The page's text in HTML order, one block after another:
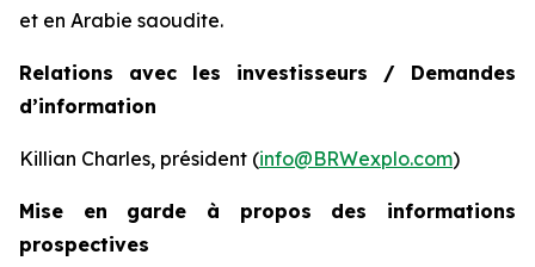
et en Arabie saoudite.
Relations avec les investisseurs / Demandes
d’information
Killian Charles, président (info@BRWexplo.com)
Mise en garde à propos des informations
prospectives